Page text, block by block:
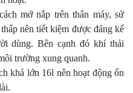
mở nắp trên thân máy, sử
nên tiết kiệm được đáng kể
dùng. Bên cạnh đó khí thải
trường xung quanh.
khá lớn 16l nên hoạt động ổn